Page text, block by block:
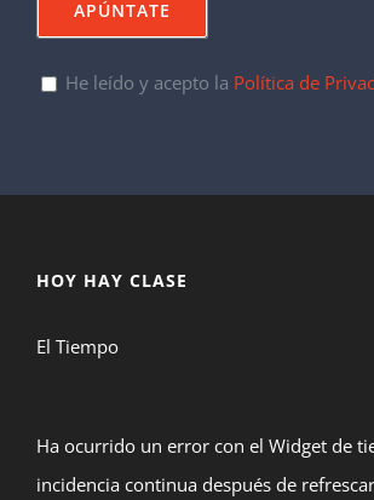
He leído y acepto la Política de
HOY HAY CLASE
El Tiempo
Ha ocurrido un error con el Widget de
incidencia continua después de